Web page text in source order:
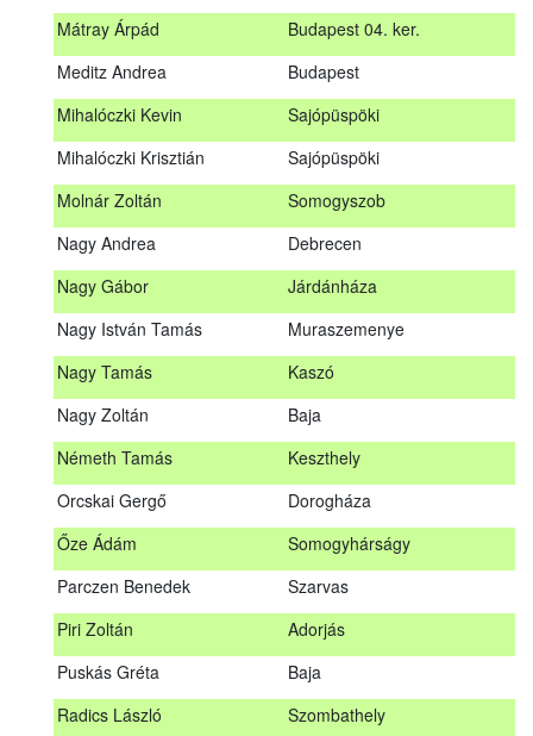
Mátray Árpád
Budapest 04. ker.
Meditz Andrea
Budapest
Mihalóczki Kevin
Sajópüspöki
Mihalóczki Krisztián
Sajópüspöki
Molnár Zoltán
Somogyszob
Nagy Andrea
Debrecen
Nagy Gábor
Járdánháza
Nagy István Tamás
Muraszemenye
Nagy Tamás
Kaszó
Nagy Zoltán
Baja
Németh Tamás
Keszthely
Orcskai Gergő
Dorogháza
Őze Ádám
Somogyhárságy
Parczen Benedek
Szarvas
Piri Zoltán
Adorjás
Puskás Gréta
Baja
Radics László
Szombathely
A továbbképzés vizsgával zárul!
Jelentkezés, lemondás
Jelentkezni a továbbképzésre kizárólag a Nébih honlapján
elhelyezett űrlapon lehet. A jelentkezés elfogadásáról
Magyar Gergely
Regéc
Hercegszántó
Pilisszentiván
Budapest 04. ker.
Budapest
Mihalóczki Kevin
Mihalóczki Krisztián
Molnár Zoltán
Somogyszob
Nagy Andrea
Nagy Gábor
Járdánháza
Muraszemenye
Nagy Tamás
Kaszó
Keszthely
Dorogháza